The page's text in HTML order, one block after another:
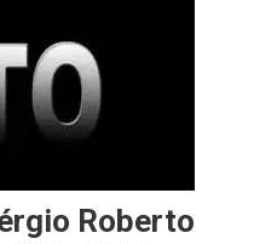
Roberto